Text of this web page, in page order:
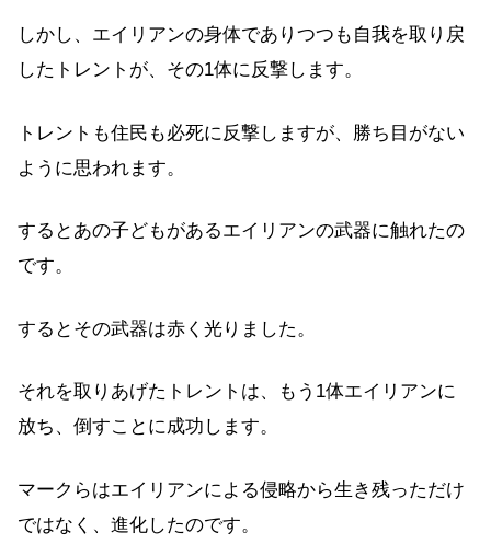
しかし、エイリアンの身体でありつつも自我を取り戻
したトレントが、その1体に反撃します。
トレントも住民も必死に反撃しますが、勝ち目がない
ように思われます。
するとあの子どもがあるエイリアンの武器に触れたの
です。
するとその武器は赤く光りました。
それを取りあげたトレントは、もう1体エイリアンに
放ち、倒すことに成功します。
マークらはエイリアンによる侵略から生き残っただけ
ではなく、進化したのです。